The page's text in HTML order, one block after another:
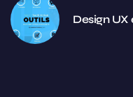
Design UX